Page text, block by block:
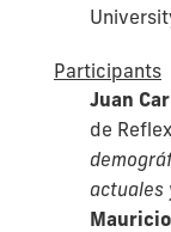
Participants
Juan
de
actuales